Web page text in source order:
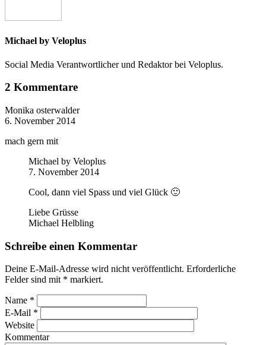
Michael by Veloplus
Social Media Verantwortlicher und Redaktor bei Veloplus.
2 Kommentare
Monika osterwalder
6. November 2014
mach gern mit
Michael by Veloplus
7. November 2014
Cool, dann viel Spass und viel Glück 🙂
Liebe Grüsse
Michael Helbling
Schreibe einen Kommentar
Deine E-Mail-Adresse wird nicht veröffentlicht. Erforderliche
Felder sind mit * markiert.
Name *
E-Mail *
Website
Kommentar